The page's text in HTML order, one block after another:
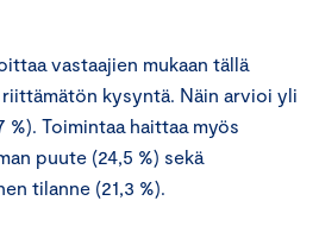
vastaajien mukaan tällä
riittämätön kysyntä. Näin arvioi yli
Toimintaa haittaa myös
puute (24,5 %) sekä
tilanne (21,3 %).